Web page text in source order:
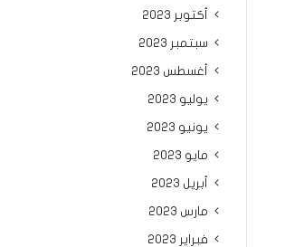
أكتوبر 2023
سبتمبر 2023
أغسطس 2023
يوليو 2023
يونيو 2023
مايو 2023
أبريل 2023
مارس 2023
فبراير 2023